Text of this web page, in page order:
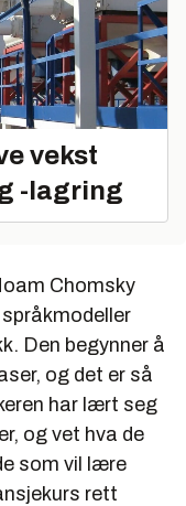
vekst
-lagring
Chomsky
Den begynner å
og det er så
har lært seg
og vet hva de
som vil lære
rett